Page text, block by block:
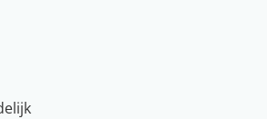
klimaat… Wij snappen wel dat
van de Algarve: Faro, dat op